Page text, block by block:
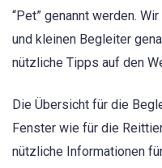
“Pet” genannt werden.
und kleinen Begleiter
nützliche Tipps auf den
Die Übersicht für die
Fenster wie für die
nützliche Informationen